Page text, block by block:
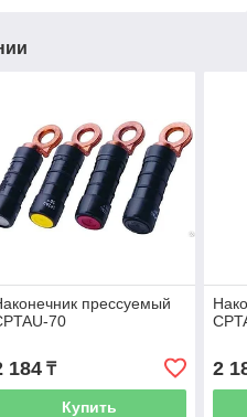
прессуемый
70
184₸
Купить
2